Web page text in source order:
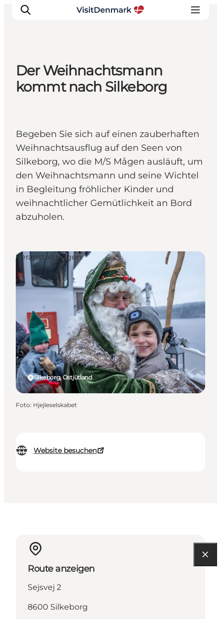
Inspiration
Reiseplanung
Der Weihnachtsmann
kommt nach Silkeborg
Begeben Sie sich auf einen zauberhaften
Weihnachtsausflug auf den Seen von
Silkeborg, wo die M/S Mågen ausläuft, um
den Weihnachtsmann und seine Wichtel
in Begleitung fröhlicher Kinder und
weihnachtlicher Gemütlichkeit an Bord
abzuholen.
Website besuchen
Silkeborg, Ostjütland
Veranstaltungen
Foto: Hjejleselskabet
Route anzeigen
Sejsvej 2
8600 Silkeborg